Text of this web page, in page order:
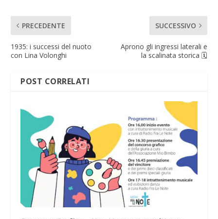
PRECEDENTE
1935: i successi del nuoto
con Lina Volonghi
SUCCESSIVO
Aprono gli ingressi laterali e
la scalinata storica 🗓
POST CORRELATI